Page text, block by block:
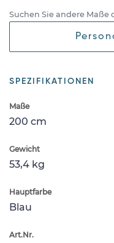
Suchen Sie andere Maße
SPEZIFIKATIONEN
Maße
200 cm
Gewicht
53,4 kg
Hauptfarbe
Blau
Art.Nr.